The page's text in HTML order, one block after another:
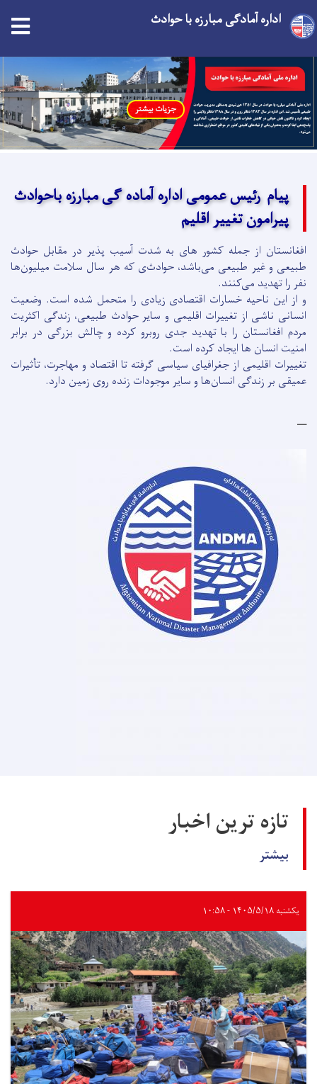
Skip
to
main
content
اداره آمادگی مبارزه با حوادث
جزیات بیشتر
پیام رئیس عمومی اداره آماده گی مبارزه باحوادث
پیرامون تغییر اقلیم
افغانستان از جمله کشور های به شدت آسیب پذیر در مقابل حوادث
طبیعی و غیر طبیعی می‌باشد، حوادث‌ی که هر سال سلامت میلیون‌ها
نفر را تهدید می‌کنند.
و از این ناحیه خسارات اقتصادی زیادی را متحمل شده است. وضعیت
انسانی ناشی از تغییرات اقلیمی و سایر حوادث طبیعی، زندگی اکثریت
مردم افغانستان را با تهدید جدی روبرو کرده و چالش بزرگی در برابر
امنیت انسان ها ایجاد کرده است.
تغییرات اقلیمی از جغرافیای سیاسی گرفته تا اقتصاد و مهاجرت، تأثیرات
عمیقی بر زندگی انسان‌ها و سایر موجودات زنده روی زمین دارد.
تازه ترین اخبار
بیشتر
یکشنبه ۱۴۰۵/۵/۱۸ - ۱۰:۵۸